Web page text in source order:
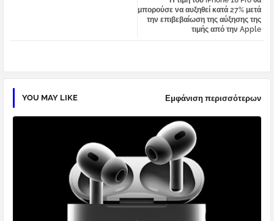
μπορούσε να αυξηθεί κατά 27% μετά
την επιβεβαίωση της αύξησης της
τιμής από την Apple
YOU MAY LIKE Εμφάνιση περισσότερων